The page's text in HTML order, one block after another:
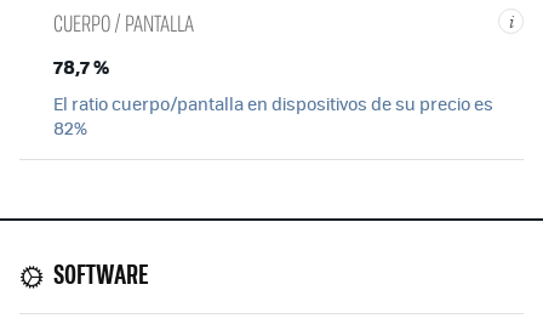
i
CUERPO / PANTALLA
78,7 %
El ratio cuerpo/pantalla en dispositivos de su precio es
82%
SOFTWARE